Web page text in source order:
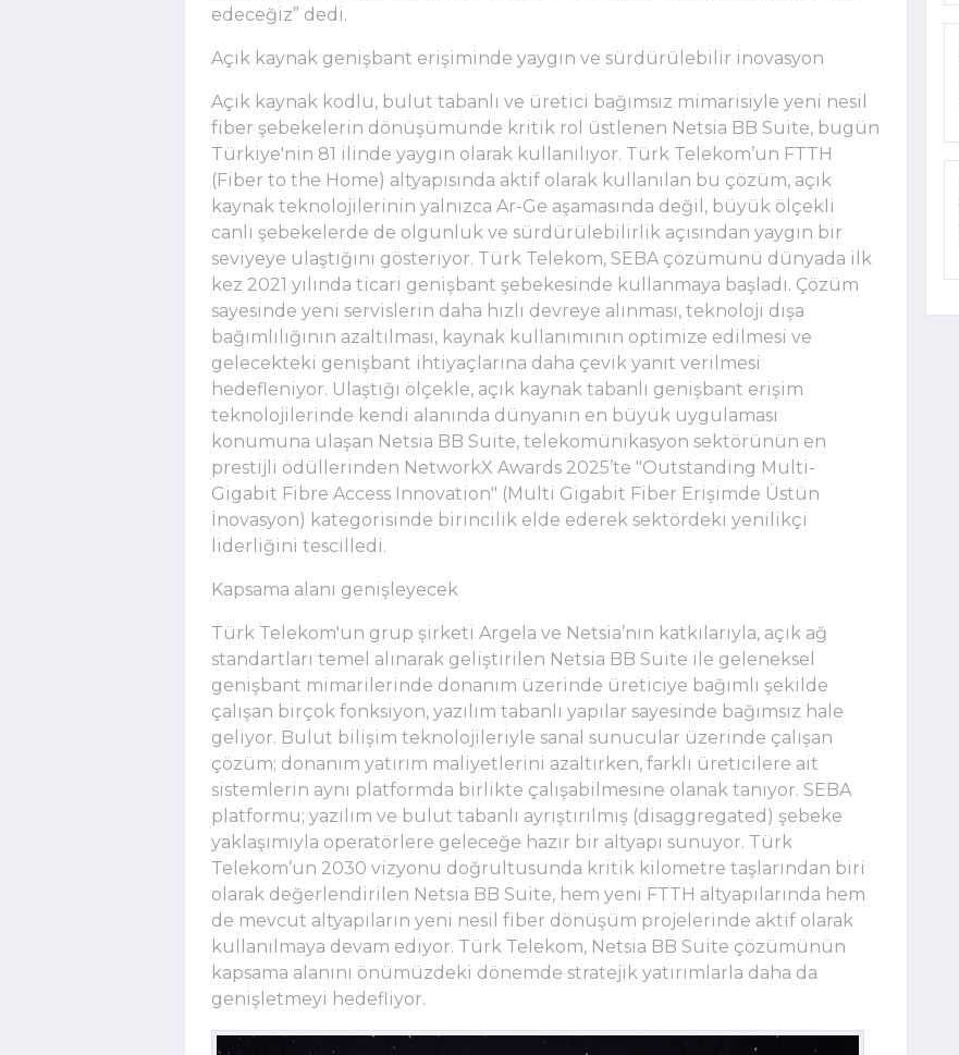
edeceğiz” dedi.
Açık kaynak genişbant erişiminde yaygın ve sürdürülebilir inovasyon
Açık kaynak kodlu, bulut tabanlı ve üretici bağımsız mimarisiyle yeni nesil
fiber şebekelerin dönüşümünde kritik rol üstlenen Netsia BB Suite, bugün
Türkiye'nin 81 ilinde yaygın olarak kullanılıyor. Türk Telekom’un FTTH
(Fiber to the Home) altyapısında aktif olarak kullanılan bu çözüm, açık
kaynak teknolojilerinin yalnızca Ar-Ge aşamasında değil, büyük ölçekli
canlı şebekelerde de olgunluk ve sürdürülebilirlik açısından yaygın bir
seviyeye ulaştığını gösteriyor. Türk Telekom, SEBA çözümünü dünyada ilk
kez 2021 yılında ticari genişbant şebekesinde kullanmaya başladı. Çözüm
sayesinde yeni servislerin daha hızlı devreye alınması, teknoloji dışa
bağımlılığının azaltılması, kaynak kullanımının optimize edilmesi ve
gelecekteki genişbant ihtiyaçlarına daha çevik yanıt verilmesi
hedefleniyor. Ulaştığı ölçekle, açık kaynak tabanlı genişbant erişim
teknolojilerinde kendi alanında dünyanın en büyük uygulaması
konumuna ulaşan Netsia BB Suite, telekomünikasyon sektörünün en
prestijli ödüllerinden NetworkX Awards 2025’te "Outstanding Multi-
Gigabit Fibre Access Innovation" (Multi Gigabit Fiber Erişimde Üstün
İnovasyon) kategorisinde birincilik elde ederek sektördeki yenilikçi
liderliğini tescilledi.
Kapsama alanı genişleyecek
Türk Telekom'un grup şirketi Argela ve Netsia’nın katkılarıyla, açık ağ
standartları temel alınarak geliştirilen Netsia BB Suite ile geleneksel
genişbant mimarilerinde donanım üzerinde üreticiye bağımlı şekilde
çalışan birçok fonksiyon, yazılım tabanlı yapılar sayesinde bağımsız hale
geliyor. Bulut bilişim teknolojileriyle sanal sunucular üzerinde çalışan
çözüm; donanım yatırım maliyetlerini azaltırken, farklı üreticilere ait
sistemlerin aynı platformda birlikte çalışabilmesine olanak tanıyor. SEBA
platformu; yazılım ve bulut tabanlı ayrıştırılmış (disaggregated) şebeke
yaklaşımıyla operatörlere geleceğe hazır bir altyapı sunuyor. Türk
Telekom’un 2030 vizyonu doğrultusunda kritik kilometre taşlarından biri
olarak değerlendirilen Netsia BB Suite, hem yeni FTTH altyapılarında hem
de mevcut altyapıların yeni nesil fiber dönüşüm projelerinde aktif olarak
kullanılmaya devam ediyor. Türk Telekom, Netsia BB Suite çözümünün
kapsama alanını önümüzdeki dönemde stratejik yatırımlarla daha da
genişletmeyi hedefliyor.